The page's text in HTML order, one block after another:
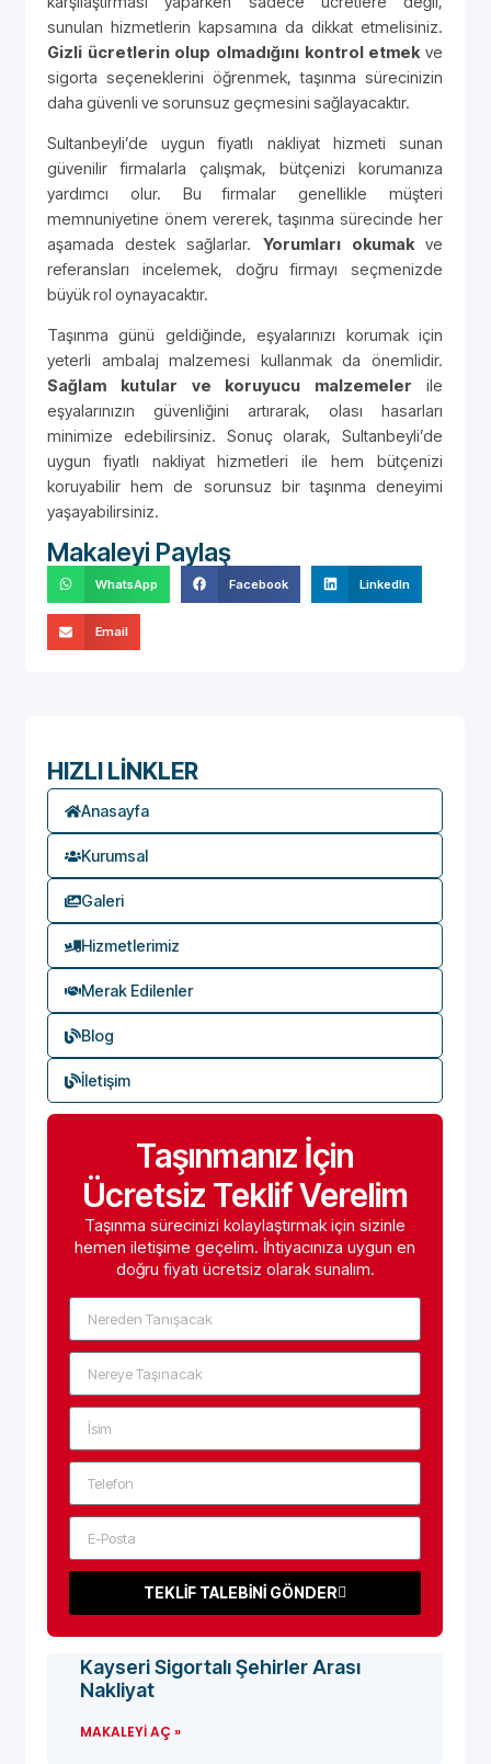
sunulan hizmetlerin kapsamına da dikkat etmelisiniz.
Gizli ücretlerin olup olmadığını kontrol etmek ve
sigorta seçeneklerini öğrenmek, taşınma sürecinizin
daha güvenli ve sorunsuz geçmesini sağlayacaktır.
Sultanbeyli’de uygun fiyatlı nakliyat hizmeti sunan
güvenilir firmalarla çalışmak, bütçenizi korumanıza
yardımcı olur. Bu firmalar genellikle müşteri
memnuniyetine önem vererek, taşınma sürecinde her
aşamada destek sağlarlar. Yorumları okumakve
referansları incelemek, doğru firmayı seçmenizde
büyük rol oynayacaktır.
Taşınma günü geldiğinde, eşyalarınızı korumak için
yeterli ambalaj malzemesi kullanmak da önemlidir.
Sağlam kutular ve koruyucu malzemeler ile
eşyalarınızın güvenliğini artırarak, olası hasarları
minimize edebilirsiniz. Sonuç olarak, Sultanbeyli’de
uygun fiyatlı nakliyat hizmetleri ile hem bütçenizi
koruyabilir hem de sorunsuz bir taşınma deneyimi
yaşayabilirsiniz.
Makaleyi Paylaş
WhatsApp Facebook LinkedIn
Email
HIZLI LİNKLER
Anasayfa
Kurumsal
Galeri
Hizmetlerimiz
Merak Edilenler
Blog
İletişim
Taşınmanız İçin
Ücretsiz Teklif Verelim
Taşınma sürecinizi kolaylaştırmak için sizinle
hemen iletişime geçelim. İhtiyacınıza uygun en
doğru fiyatı ücretsiz olarak sunalım.
TEKLİF TALEBİNİ GÖNDER
Kayseri Sigortalı Şehirler Arası
Nakliyat
MAKALEYI AÇ »